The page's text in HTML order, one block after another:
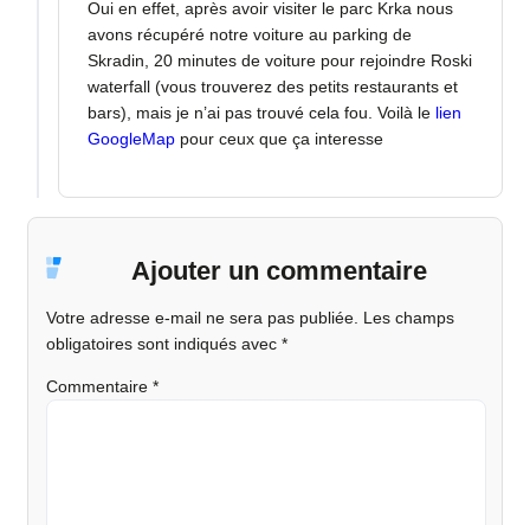
Oui en effet, après avoir visiter le parc Krka nous
avons récupéré notre voiture au parking de
Skradin, 20 minutes de voiture pour rejoindre Roski
waterfall (vous trouverez des petits restaurants et
bars), mais je n’ai pas trouvé cela fou. Voilà le lien
GoogleMap pour ceux que ça interesse
Ajouter un commentaire
Votre adresse e-mail ne sera pas publiée. Les champs
obligatoires sont indiqués avec *
Commentaire *